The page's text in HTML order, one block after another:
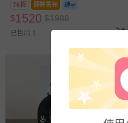
部分商品依據消費者保護
豫期範圍：
易於腐敗、保存期
商品、食品等）。
客製化商品（例如客
報紙、期刊或雜誌（
新費用）。
經消費者拆封之影音
76折 即將售完
$1520 $1988
已售出 1